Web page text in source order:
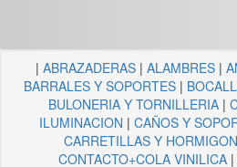
| ABRAZADERAS| ALAMBRES|
BARRALES Y SOPORTES |
BULONERIA Y TORNILLERIA |
ILUMINACION | CAÑOS Y
CARRETILLAS Y
CONTACTO+COLA VINILICA|